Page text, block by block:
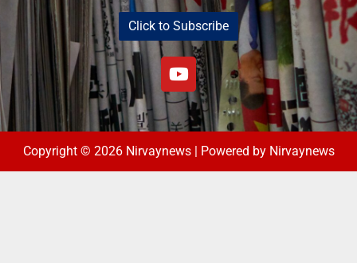
Click to Subscribe
Copyright © 2026 Nirvaynews | Powered by Nirvaynews